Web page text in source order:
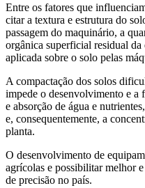
Entre os fatores que
citar a textura e estrutura do
passagem do maquinário, a
orgânica superficial residual da
aplicada sobre o solo pelas
A compactação dos solos
impede o desenvolvimento e a
e absorção de água e
e, consequentemente, a
planta.
O desenvolvimento de
agrícolas e possibilitar melhor
de precisão no país.